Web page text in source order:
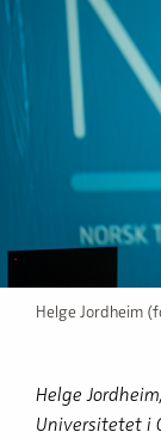
Helge Jordheim
Helge
Universitetet i